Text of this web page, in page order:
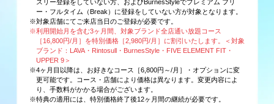
スリー登録をしていない方、およびBurnesStyleでプレミアム フリ
ー・フルタイム（Break）に登録をしていない方が対象となります。
※対象店舗にてご来店当日のご登録が必要です。
※利用開始月を含む3ヶ月間、対象ブランド全店通い放題コース
［16,800円/月］を特別価格［2,980円/月］に割引いたします。＜対象
ブランド：LAVA・Rintosull・BurnesStyle・FIVE ELEMENT FIT・
UPPER 9＞
※4ヶ月目以降は、お好きなコース［6,800円～/月］・オプションに変
更可能です。コース・店舗により価格は異なります。変更内容によ
り、手数料がかかる場合がございます。
※特典の適用には、特別価格終了後12ヶ月間の継続が必要です。